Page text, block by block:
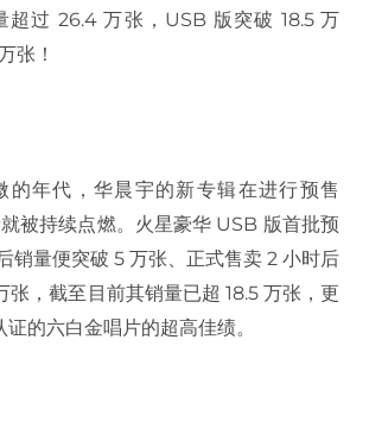
超过 26.4 万张，USB 版突破 18.5 万
张！
的年代，华晨宇的新专辑在进行预售
被持续点燃。火星豪华 USB 版首批预
销量便突破 5 万张、正式售卖 2 小时后
张，截至目前其销量已超 18.5 万张，更
的六白金唱片的超高佳绩。